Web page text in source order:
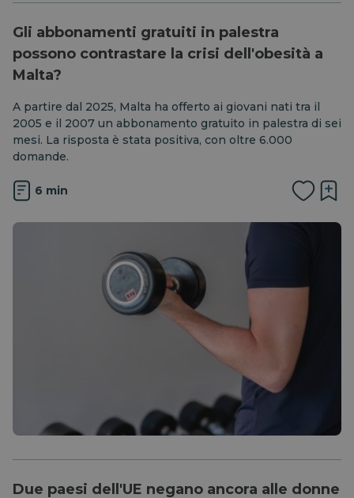
Gli abbonamenti gratuiti in palestra
possono contrastare la crisi dell'obesità a
Malta?
A partire dal 2025, Malta ha offerto ai giovani nati tra il
2005 e il 2007 un abbonamento gratuito in palestra di sei
mesi. La risposta è stata positiva, con oltre 6.000
domande.
6 min
Due paesi dell'UE negano ancora alle donne